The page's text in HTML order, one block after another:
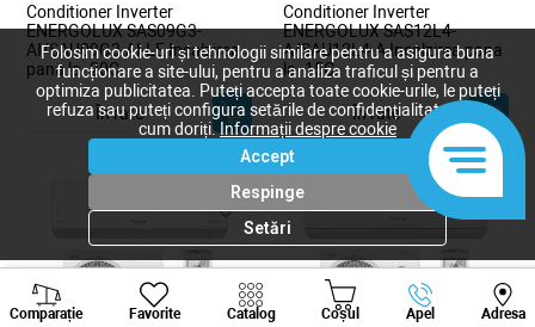
Conditioner Inverter
ENERGOLUX SAS09G3-
AI/SAU09G3-AI-LE Incalzirea
pana la -20C
În rate
Conditioner Inverter
ENERGOLUX SAS12L4-
A/SAU12L4-A Incalzirea pana
la -15C
În rate
Comparație Favorite Catalog Coșul Apel Adresa
Viber Whatsapp
Folosim cookie-uri și tehnologii similare pentru a asigura buna
funcționare a site-ului, pentru a analiza traficul și pentru a
optimiza publicitatea. Puteți accepta toate cookie-urile, le puteți
refuza sau puteți configura setările de confidențialitate după
cum doriți.Informații despre cookie
Accept
Respinge
Setări